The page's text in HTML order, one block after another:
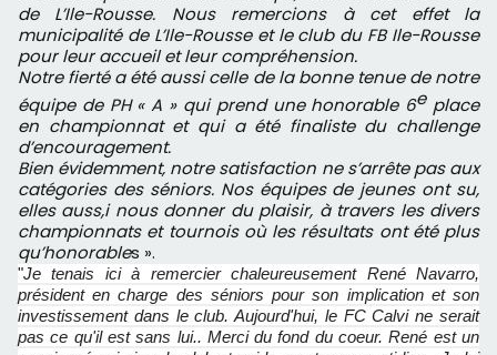
de L’Ile-Rousse. Nous remercions à cet effet la
municipalité de L’Ile-Rousse et le club du FB Ile-Rousse
pour leur accueil et leur compréhension.
Notre fierté a été aussi celle de la bonne tenue de notre
équipe de PH « A » qui prend une honorable 6eplace
en championnat et qui a été finaliste du challenge
d’encouragement.
Bien évidemment, notre satisfaction ne s’arrête pas aux
catégories des séniors. Nos équipes de jeunes ont su,
elles auss,i nous donner du plaisir, à travers les divers
championnats et tournois où les résultats ont été plus
qu’honorables ».
"Je tenais ici à remercier chaleureusement René Navarro,
président en charge des séniors pour son implication et son
investissement dans le club. Aujourd'hui, le FC Calvi ne serait
pas ce qu'il est sans lui.. Merci du fond du coeur. René est un